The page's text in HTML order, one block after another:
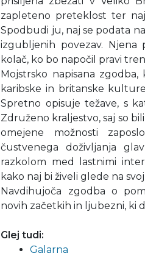
zapleteno preteklost ter
Spodbudi ju, naj se podata
izgubljenih povezav. Njena
kolač, ko bo napočil pravi
Mojstrsko napisana
karibske in britanske
Spretno opisuje težave, s
Združeno kraljestvo, saj so
omejene možnosti
čustvenega doživljanja
razkolom med lastnimi
kako naj bi živeli glede na
Navdihujoča zgodba o
novih začetkih in ljubezni, ki
Glej tudi:
Galarna